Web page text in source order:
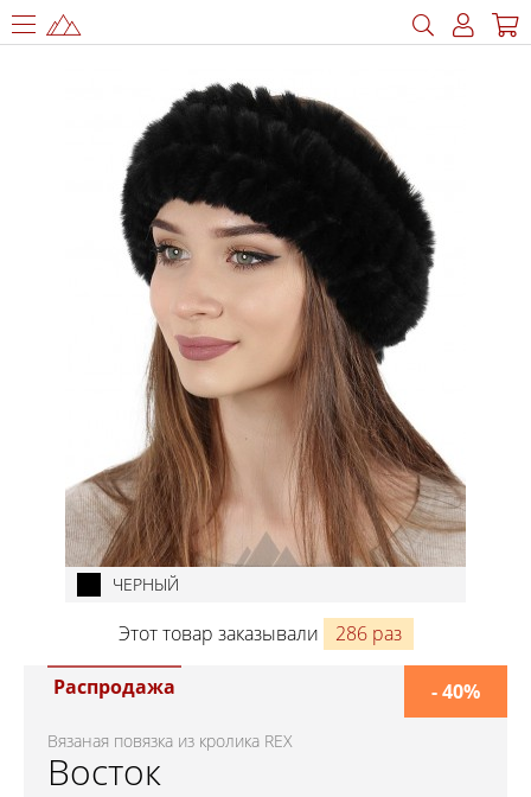
ЧЕРНЫЙ
Этот товар заказывали 286 раз
Распродажа
Вязаная повязка из кролика REX
Восток
- 40%